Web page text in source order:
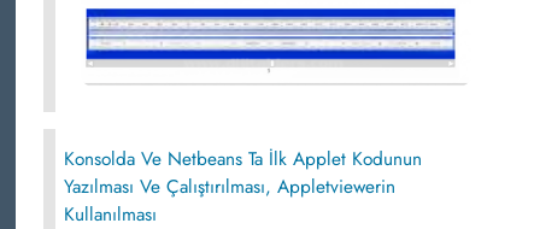
Konsolda Ve Netbeans Ta İlk Applet Kodunun
Yazılması Ve Çalıştırılması, Appletviewerin
Kullanılması